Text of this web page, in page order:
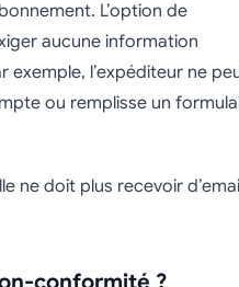
L’option de
aucune information
exemple, l’expéditeur ne
ou remplisse un
ne doit plus recevoir